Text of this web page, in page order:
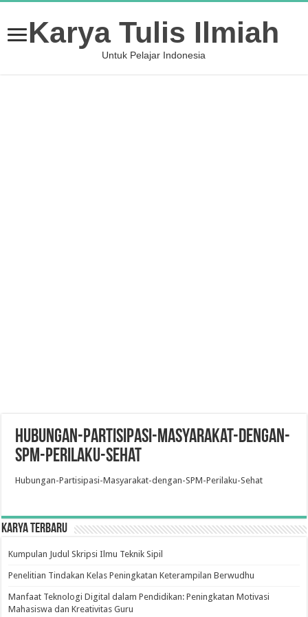
Karya Tulis Ilmiah
Untuk Pelajar Indonesia
Hubungan-Partisipasi-Masyarakat-dengan-
SPM-Perilaku-Sehat
Hubungan-Partisipasi-Masyarakat-dengan-SPM-Perilaku-Sehat
Karya Terbaru
Kumpulan Judul Skripsi Ilmu Teknik Sipil
Penelitian Tindakan Kelas Peningkatan Keterampilan Berwudhu
Manfaat Teknologi Digital dalam Pendidikan: Peningkatan Motivasi
Mahasiswa dan Kreativitas Guru